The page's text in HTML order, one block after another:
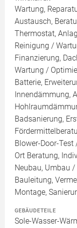
Wartung,
Austausch,
Thermostat,
Reinigung /
Finanzierung,
Wartung /
Batterie,
Innendämmung,
Badsanierung,
Blower-Door-
Ort Beratung,
Neubau, Umbau
Bauleitung,
Montage,
GEBÄUDETEILE
Sole-Wasser-